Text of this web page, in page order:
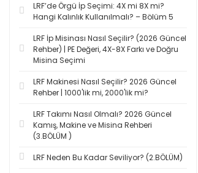
LRF’de Örgü İp Seçimi: 4X mi 8X mi?
Hangi Kalınlık Kullanılmalı? – Bölüm 5
LRF İp Misinası Nasıl Seçilir? (2026 Güncel
Rehber) | PE Değeri, 4X-8X Farkı ve Doğru
Misina Seçimi
LRF Makinesi Nasıl Seçilir? 2026 Güncel
Rehber | 1000'lik mi, 2000'lik mi?
LRF Takımı Nasıl Olmalı? 2026 Güncel
Kamış, Makine ve Misina Rehberi
(3.BÖLÜM )
LRF Neden Bu Kadar Seviliyor? (2.BÖLÜM)